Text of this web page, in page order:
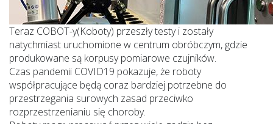
Teraz COBOT-y(Koboty) przeszły testy i zostały
natychmiast uruchomione w centrum obróbczym, gdzie
produkowane są korpusy pomiarowe czujników.
Czas pandemii COVID19 pokazuje, że roboty
współpracujące będą coraz bardziej potrzebne do
przestrzegania surowych zasad przeciwko
rozprzestrzenianiu się choroby.